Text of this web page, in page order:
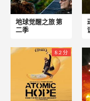
地球觉醒之旅 第
二季
8.2 分